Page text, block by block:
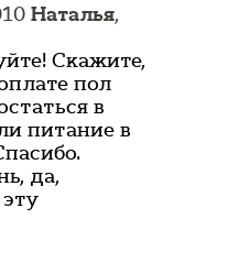
Наталья,
Скажите,
пол
в
питание в
да,